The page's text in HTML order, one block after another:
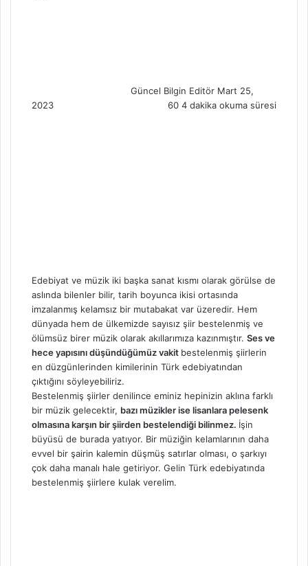
Güncel Bilgin Editör e
m
Mart 25,
2023
60 4 dakika okuma süresi
Edebiyat ve müzik iki başka sanat kısmı olarak görülse de
aslında bilenler bilir, tarih boyunca ikisi ortasında
imzalanmış kelamsız bir mutabakat var üzeredir. Hem
dünyada hem de ülkemizde sayısız şiir bestelenmiş ve
ölümsüz birer müzik olarak akıllarımıza kazınmıştır. Ses ve
hece yapısını düşündüğümüz vakit bestelenmiş şiirlerin
en düzgünlerinden kimilerinin Türk edebiyatından
çıktığını söyleyebiliriz.
Bestelenmiş şiirler denilince eminiz hepinizin aklına farklı
bir müzik gelecektir, bazı müzikler ise lisanlara pelesenk
olmasına karşın bir şiirden bestelendiği bilinmez. İşin
büyüsü de burada yatıyor. Bir müziğin kelamlarının daha
evvel bir şairin kalemin düşmüş satırlar olması, o şarkıyı
çok daha manalı hale getiriyor. Gelin Türk edebiyatında
bestelenmiş şiirlere kulak verelim.